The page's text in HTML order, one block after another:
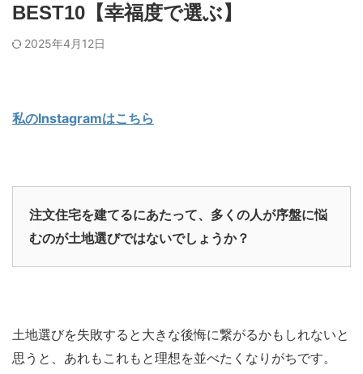
BEST10【幸福度で選ぶ】
2025年4月12日
私のInstagramはこちら
注文住宅を建てるにあたって、多くの人が序盤に悩
むのが土地選びではないでしょうか？
土地選びを失敗すると大きな後悔に繋がるかもしれないと
思うと、あれもこれもと理想を並べたくなりがちです。